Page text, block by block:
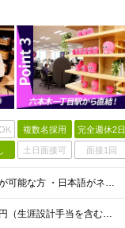
複数名採用 完全週休2日
土日面接可 面接1回
《未経験OK＆学歴不問》 ・フルタイムで勤務できる方 ・オフィス勤務が可能な方 ・日本語がネイティブレベルの方 ☆外国籍の方もご活躍いただけます！ ＼こんな方にピッタリです！／ ◎数字やノルマに追わ
☆未経験から月給29万円以上スタート！ 月給29万1,582円～37万4,957円（生涯設計手当を含む）＋交通費全額支給 ★評価について 対応数などの「数字」では評価しません。 日々の対応の丁寧さな